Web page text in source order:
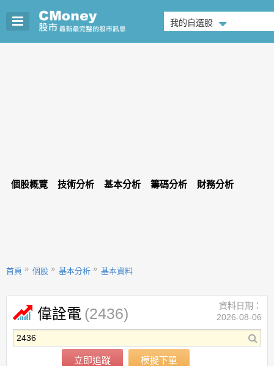
我的自選股
個股概覽 技術分析 基本分析 籌碼分析 財務分析
首頁 個股 基本分析 基本資料
偉詮電 (2436)
立即追蹤 模擬下單
資料日期：
2026-08-06